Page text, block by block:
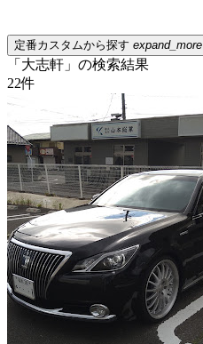
定番カスタムから探す expand_more
「大志軒」の検索結果
22件